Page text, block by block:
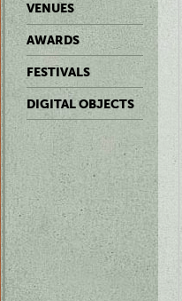
VENUES
AWARDS
FESTIVALS
DIGITAL OBJECTS